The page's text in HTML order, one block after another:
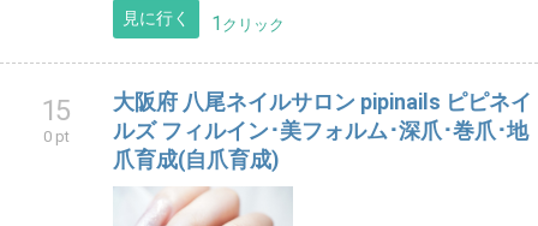
見に行く 1 クリック
15
0 pt
大阪府 八尾ネイルサロン pipinails ピピネイ
ルズ フィルイン･美フォルム･深爪･巻爪･地
爪育成(自爪育成)